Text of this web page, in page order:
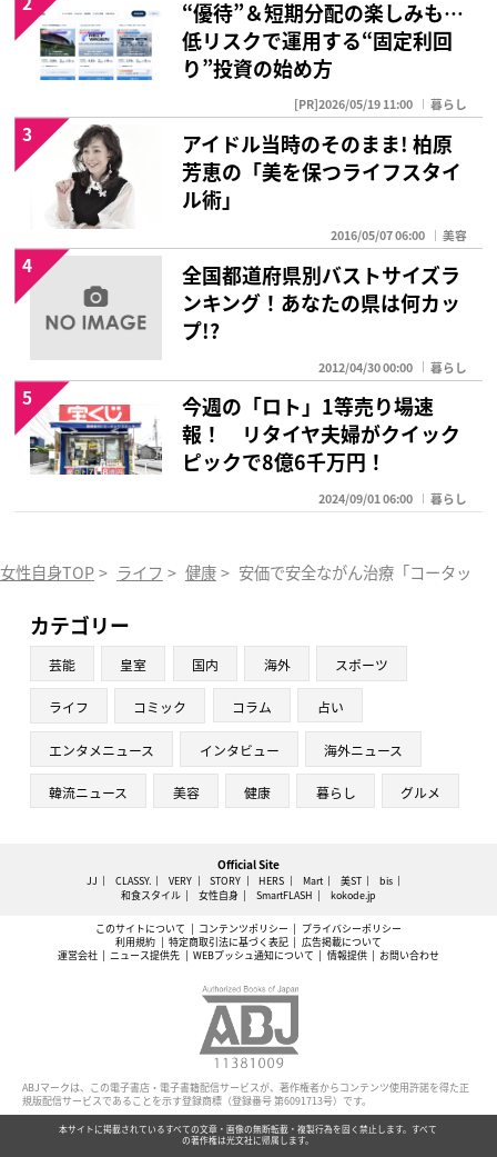
“優待”＆短期分配の楽しみも…
低リスクで運用する“固定利回
り”投資の始め方
[PR]2026/05/19 11:00 暮らし
アイドル当時のそのまま! 柏原
芳恵の「美を保つライフスタイ
ル術」
2016/05/07 06:00 美容
3
全国都道府県別バストサイズラ
ンキング！あなたの県は何カッ
プ!?
2012/04/30 00:00 暮らし
4
今週の「ロト」1等売り場速
報！ リタイヤ夫婦がクイック
ピックで8億6千万円！
2024/09/01 06:00 暮らし
5
女性自身TOP > ライフ > 健康 > 安価で安全ながん治療「コータック
カテゴリー
芸能 皇室 国内 海外 スポーツ
ライフ コミック コラム 占い
エンタメニュース インタビュー 海外ニュース
韓流ニュース 美容 健康 暮らし グルメ
Official Site
JJ CLASSY. VERY STORY HERS Mart 美ST
bis
和食スタイル
女性自身 SmartFLASH kokode.jp
このサイトについて コンテンツポリシー
プライバシーポリシー
利用規約
特定商取引法に基づく表記
広告掲載について
運営会社
ニュース提供先 WEBプッシュ通知について 情報提供 お問い合わせ
ABJマークは、この電子書店・電子書籍配信サービスが、著作権者からコンテンツ使用許諾を得た正
規版配信サービスであることを示す登録商標（登録番号 第6091713号）です。
本サイトに掲載されているすべての文章・画像の無断転載・複製行為を固く禁止します。すべて
の著作権は光文社に帰属します。